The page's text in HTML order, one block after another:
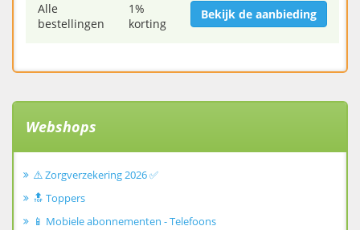
Alle
bestellingen
1%
korting
Bekijk de aanbieding
Webshops
⚠️ Zorgverzekering 2026 ✅
🔝 Toppers
📱 Mobiele abonnementen - Telefoons